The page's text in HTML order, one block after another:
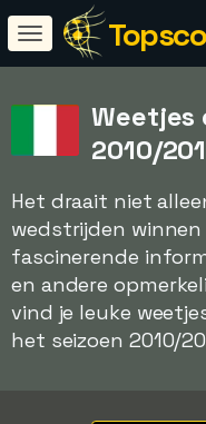
Weetjes
2010/
Het draait niet
wedstrijden winnen
fascinerende
en andere
vind je leuke
het seizoen 2010/